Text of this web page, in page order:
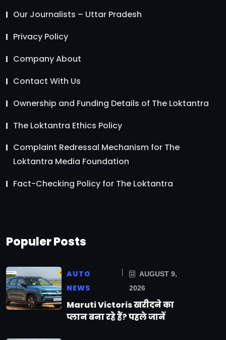
Our Journalists – Uttar Pradesh
Privacy Policy
Company About
Contact With Us
Ownership and Funding Details of The Loktantra
The Loktantra Ethics Policy
Complaint Redressal Mechanism for The
Loktantra Media Foundation
Fact-Checking Policy for The Loktantra
Populer Posts
AUTO
NEWS
AUGUST 9,
2026
Maruti Victoris खरीदने का
प्लान बना रहे हैं? पहले जानें